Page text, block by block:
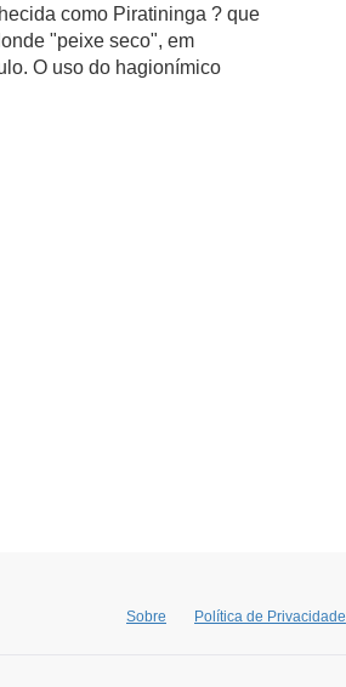
como Piratininga ? que
"peixe seco", em
O uso do hagionímico
Sobre Política de Privacidade